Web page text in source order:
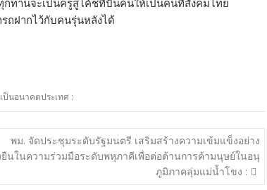
ท่านจะเป็นครูสู่โค้ชที่ปั้นคนให้เป็นคนที่สังคมไทย
รถฝากไว้กับคนรุ่นหลังได้
นอนาคตประเทศ :
พม. จัดประชุมระดับรัฐมนตรี เสริมสร้างความเข้มแข็งอย่าง
ยืนในความร่วมมือระดับพหุภาคีเพื่อต่อต้านการค้ามนุษย์ในอนุ
ภูมิภาคลุ่มแม่น้ำโขง :